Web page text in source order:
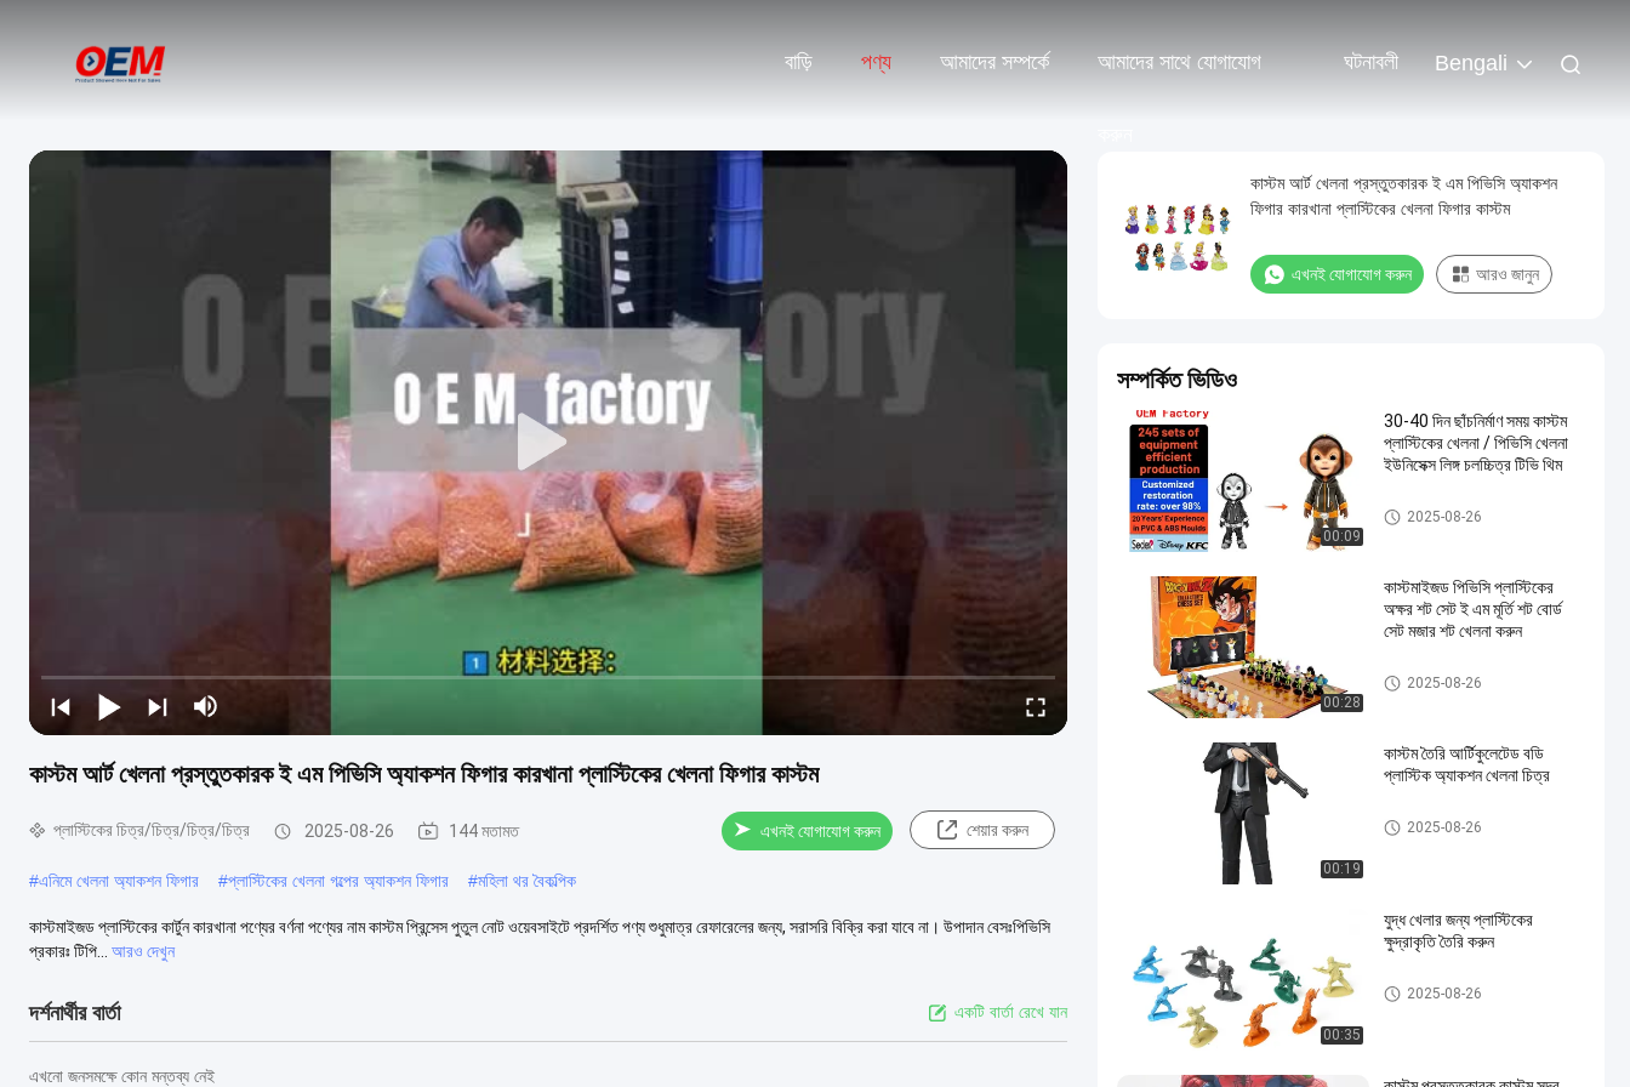
বাড়ি পণ্য আমাদের সম্পর্কে আমাদের সাথে যোগাযোগ ঘটনাবলী Bengali
কাস্টম আর্ট খেলনা প্রস্তুতকারক ই এম পিভিসি অ্যাকশন ফিগার কারখানা প্লাস্টিকের খেলনা ফিগার কাস্টম
প্লাস্টিকের চিত্র/চিত্র/চিত্র/চিত্র 2025-08-26 144 মতামত এখনই যোগাযোগ করুন শেয়ার করুন
#এনিমে খেলনা অ্যাকশন ফিগার #প্লাস্টিকের খেলনা গল্পের অ্যাকশন ফিগার #মহিলা থর বৈকল্পিক
কাস্টমাইজড প্লাস্টিকের কার্টুন কারখানা পণ্যের বর্ণনা পণ্যের নাম কাস্টম প্রিন্সেস পুতুল নোট ওয়েবসাইটে প্রদর্শিত পণ্য শুধুমাত্র রেফারেলের জন্য, সরাসরি বিক্রি করা যাবে না। উপাদান বেসঃপিভিসি
প্রকারঃ টিপি...
আরও দেখুন
দর্শনার্থীর বার্তা একটি বার্তা রেখে যান
এখনো জনসমক্ষে কোন মন্তব্য নেই
কাস্টম আর্ট খেলনা প্রস্তুতকারক ই এম পিভিসি অ্যাকশন
ফিগার কারখানা প্লাস্টিকের খেলনা ফিগার কাস্টম
এখনই যোগাযোগ করুন আরও জানুন
সম্পর্কিত ভিডিও
00:09
30-40 দিন ছাঁচনির্মাণ সময় কাস্টম
প্লাস্টিকের খেলনা / পিভিসি খেলনা
ইউনিসেক্স লিঙ্গ চলচ্চিত্র টিভি থিম
কাস্টম প্লাস্টিকের খেলনা/পিভিসি খেলনা
2025-08-26
00:28
কাস্টমাইজড পিভিসি প্লাস্টিকের
অক্ষর শট সেট ই এম মূর্তি শট বোর্ড
সেট মজার শট খেলনা করুন
প্লাস্টিকের চিত্র/চিত্র/চিত্র/চিত্র
2025-08-26
00:19
কাস্টম তৈরি আর্টিকুলেটেড বডি
প্লাস্টিক অ্যাকশন খেলনা চিত্র
প্লাস্টিকের চিত্র/চিত্র/চিত্র/চিত্র
2025-08-26
00:35
যুদ্ধ খেলার জন্য প্লাস্টিকের
ক্ষুদ্রাকৃতি তৈরি করুন
প্লাস্টিকের চিত্র/চিত্র/চিত্র/চিত্র
2025-08-26